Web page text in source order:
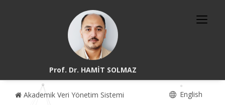
Prof. Dr. HAMİT SOLMAZ
Akademik Veri Yönetim Sistemi English